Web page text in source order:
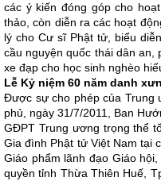
các ý kiến đóng góp cho
thảo, còn diễn ra các hoạt
lý cho Cư sĩ Phật tử, biểu
cầu nguyện quốc thái dân an,
xe đạp cho học sinh nghèo
Lễ Kỷ niệm 60 năm danh
Được sự cho phép của Trung
phủ, ngày 31/7/2011, Ban
GĐPT Trung ương trọng thể
Gia đình Phật tử Việt Nam tại
Giáo phẩm lãnh đạo Giáo
quyền tỉnh Thừa Thiên Huế,